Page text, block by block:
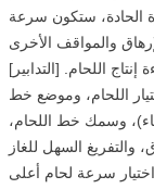
الحادة، ستكون سرعة
[التدابير] سرعة اللحام لها تأثير كبير على جودة اللحام وكفاءة إنتاج اللحام.
اللحام، وموضع خط
وسمك خط اللحام،
السهل للغاز
سرعة لحام أعلى